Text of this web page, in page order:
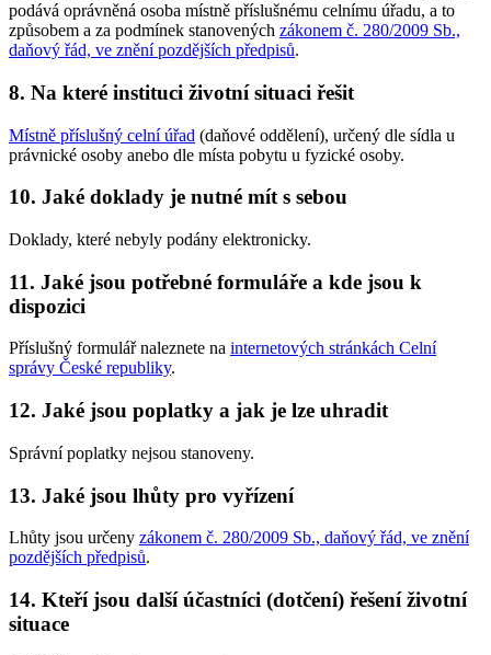
podává oprávněná osoba místně příslušnému celnímu úřadu, a to
způsobem a za podmínek stanovených zákonem č. 280/2009 Sb.,
daňový řád, ve znění pozdějších předpisů.
8. Na které instituci životní situaci řešit
Místně příslušný celní úřad (daňové oddělení), určený dle sídla u
právnické osoby anebo dle místa pobytu u fyzické osoby.
10. Jaké doklady je nutné mít s sebou
Doklady, které nebyly podány elektronicky.
11. Jaké jsou potřebné formuláře a kde jsou k
dispozici
Příslušný formulář naleznete na internetových stránkách Celní
správy České republiky.
12. Jaké jsou poplatky a jak je lze uhradit
Správní poplatky nejsou stanoveny.
13. Jaké jsou lhůty pro vyřízení
Lhůty jsou určeny zákonem č. 280/2009 Sb., daňový řád, ve znění
pozdějších předpisů.
14. Kteří jsou další účastníci (dotčení) řešení životní
situace